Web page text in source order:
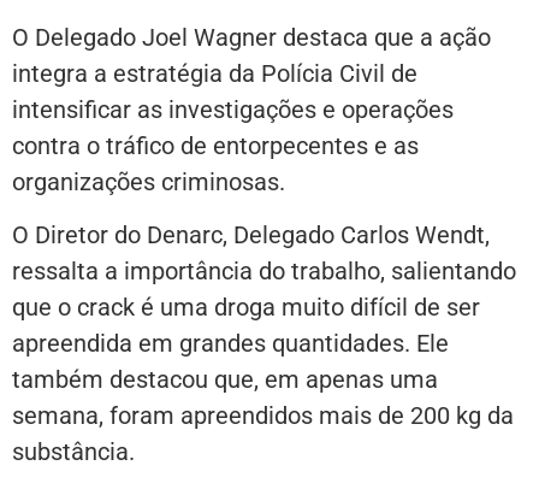
O Delegado Joel Wagner destaca que a ação
integra a estratégia da Polícia Civil de
intensificar as investigações e operações
contra o tráfico de entorpecentes e as
organizações criminosas.
O Diretor do Denarc, Delegado Carlos Wendt,
ressalta a importância do trabalho, salientando
que o crack é uma droga muito difícil de ser
apreendida em grandes quantidades. Ele
também destacou que, em apenas uma
semana, foram apreendidos mais de 200 kg da
substância.